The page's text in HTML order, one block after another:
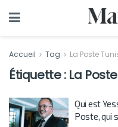
Accueil Tag La Poste
Étiquette : La
Qui est
Poste, qui